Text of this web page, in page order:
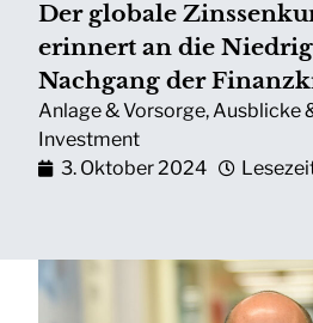
Der globale
erinnert an die
Nachgang der
Anlage & Vorsorge,Ausblicke
Investment
3. Oktober 2024